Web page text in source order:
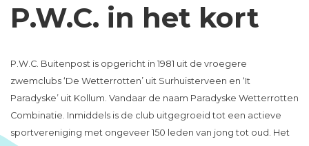
P.W.C. in het kort
P.W.C. Buitenpost is opgericht in 1981 uit de vroegere
zwemclubs ‘De Wetterrotten’ uit Surhuisterveen en ‘It
Paradyske’ uit Kollum. Vandaar de naam Paradyske Wetterrotten
Combinatie. Inmiddels is de club uitgegroeid tot een actieve
sportvereniging met ongeveer 150 leden van jong tot oud. Het